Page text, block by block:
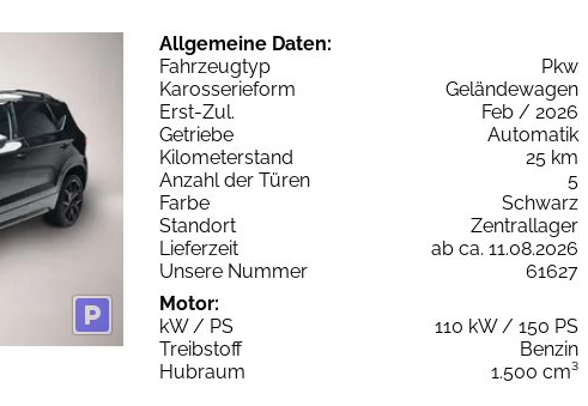
Allgemeine Daten:
Fahrzeugtyp
Pkw
Karosserieform
Geländewagen
Erst-Zul.
Feb / 2026
Getriebe
Automatik
Kilometerstand
25 km
Anzahl der Türen
5
Farbe
Schwarz
Standort
Zentrallager
Lieferzeit
ab ca. 11.08.2026
Unsere Nummer
61627
Motor:
kW / PS
110 kW / 150 PS
Treibstoff
Benzin
Hubraum
1.500 cm³